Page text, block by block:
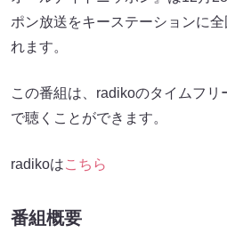
ポン放送をキーステーションに
れます。
この番組は、radikoのタイムフリ
で聴くことができます。
radikoはこちら
番組概要